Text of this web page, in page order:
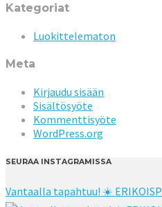
Kategoriat
Luokittelematon
Meta
Kirjaudu sisään
Sisältösyöte
Kommenttisyöte
WordPress.org
SEURAA INSTAGRAMISSA
Vantaalla tapahtuu! ☀️